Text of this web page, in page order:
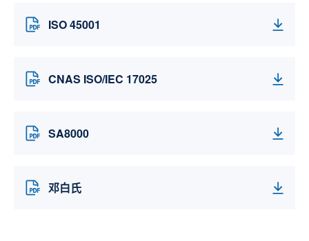
ISO 45001
CNAS ISO/IEC 17025
SA8000
邓白氏